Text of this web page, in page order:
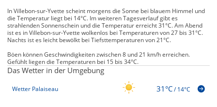
In Villebon-sur-Yvette scheint morgens die Sonne bei blauem Himmel und
die Temperatur liegt bei 14°C. Im weiteren Tagesverlauf gibt es
strahlenden Sonnenschein und die Temperatur erreicht 31°C. Am Abend
ist es in Villebon-sur-Yvette wolkenlos bei Temperaturen von 27 bis 31°C.
Nachts ist es leicht bewölkt bei Tiefsttemperaturen von 21°C.
Böen können Geschwindigkeiten zwischen 8 und 21 km/h erreichen.
Gefühlt liegen die Temperaturen bei 15 bis 34°C.
Das Wetter in der Umgebung
Wetter Palaiseau 31°C/14°C